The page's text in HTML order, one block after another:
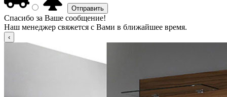
Спасибо за Ваше сообщение!
Наш менеджер свяжется с Вами в ближайшее время.